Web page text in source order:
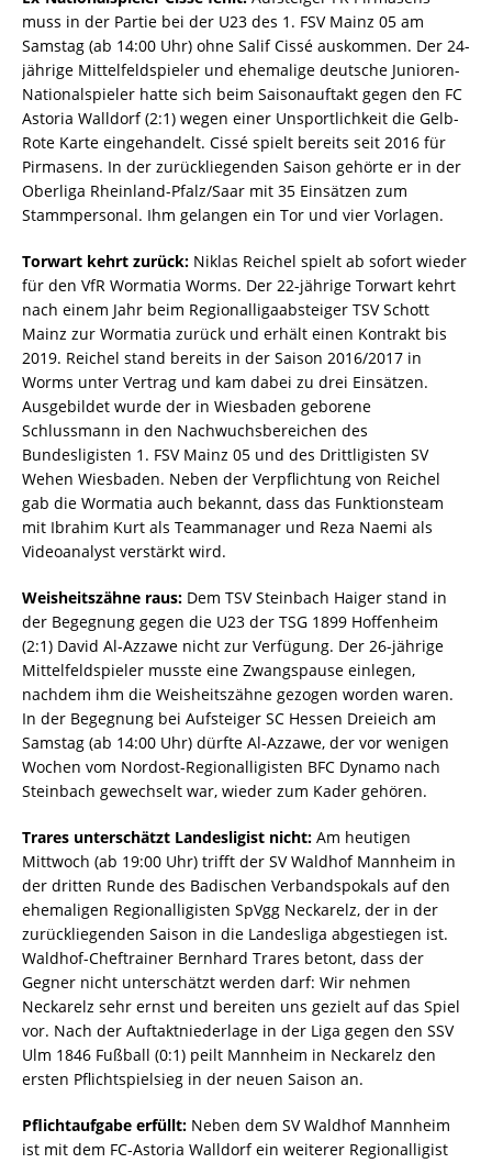
muss in der Partie bei der U23 des 1. FSV Mainz 05 am
Samstag (ab 14:00 Uhr) ohne Salif Cissé auskommen. Der 24-
jährige Mittelfeldspieler und ehemalige deutsche Junioren-
Nationalspieler hatte sich beim Saisonauftakt gegen den FC
Astoria Walldorf (2:1) wegen einer Unsportlichkeit die Gelb-
Rote Karte eingehandelt. Cissé spielt bereits seit 2016 für
Pirmasens. In der zurückliegenden Saison gehörte er in der
Oberliga Rheinland-Pfalz/Saar mit 35 Einsätzen zum
Stammpersonal. Ihm gelangen ein Tor und vier Vorlagen.
Torwart kehrt zurück: Niklas Reichel spielt ab sofort wieder
für den VfR Wormatia Worms. Der 22-jährige Torwart kehrt
nach einem Jahr beim Regionalligaabsteiger TSV Schott
Mainz zur Wormatia zurück und erhält einen Kontrakt bis
2019. Reichel stand bereits in der Saison 2016/2017 in
Worms unter Vertrag und kam dabei zu drei Einsätzen.
Ausgebildet wurde der in Wiesbaden geborene
Schlussmann in den Nachwuchsbereichen des
Bundesligisten 1. FSV Mainz 05 und des Drittligisten SV
Wehen Wiesbaden. Neben der Verpflichtung von Reichel
gab die Wormatia auch bekannt, dass das Funktionsteam
mit Ibrahim Kurt als Teammanager und Reza Naemi als
Videoanalyst verstärkt wird.
Weisheitszähne raus: Dem TSV Steinbach Haiger stand in
der Begegnung gegen die U23 der TSG 1899 Hoffenheim
(2:1) David Al-Azzawe nicht zur Verfügung. Der 26-jährige
Mittelfeldspieler musste eine Zwangspause einlegen,
nachdem ihm die Weisheitszähne gezogen worden waren.
In der Begegnung bei Aufsteiger SC Hessen Dreieich am
Samstag (ab 14:00 Uhr) dürfte Al-Azzawe, der vor wenigen
Wochen vom Nordost-Regionalligisten BFC Dynamo nach
Steinbach gewechselt war, wieder zum Kader gehören.
Trares unterschätzt Landesligist nicht: Am heutigen
Mittwoch (ab 19:00 Uhr) trifft der SV Waldhof Mannheim in
der dritten Runde des Badischen Verbandspokals auf den
ehemaligen Regionalligisten SpVgg Neckarelz, der in der
zurückliegenden Saison in die Landesliga abgestiegen ist.
Waldhof-Cheftrainer Bernhard Trares betont, dass der
Gegner nicht unterschätzt werden darf: Wir nehmen
Neckarelz sehr ernst und bereiten uns gezielt auf das Spiel
vor. Nach der Auftaktniederlage in der Liga gegen den SSV
Ulm 1846 Fußball (0:1) peilt Mannheim in Neckarelz den
ersten Pflichtspielsieg in der neuen Saison an.
Pflichtaufgabe erfüllt: Neben dem SV Waldhof Mannheim
ist mit dem FC-Astoria Walldorf ein weiterer Regionalligist